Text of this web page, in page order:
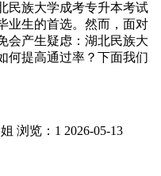
民族大学成考专升本考试
业生的首选。然而，面对
会产生疑虑：湖北民族大
何提高通过率？下面我们
浏览：1 2026-05-13